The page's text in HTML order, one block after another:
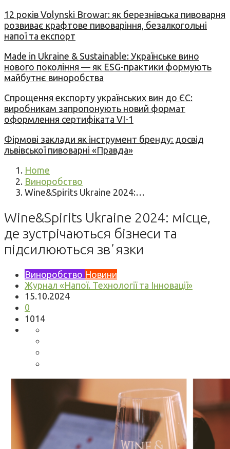
12 років Volynski Browar: як березнівська пивоварня
розвиває крафтове пивоваріння, безалкогольні
напої та експорт
Made in Ukraine & Sustainable: Українське вино
нового покоління — як ESG-практики формують
майбутнє виноробства
Спрощення експорту українських вин до ЄС:
виробникам запропонують новий формат
оформлення сертифіката VI-1
Фірмові заклади як інструмент бренду: досвід
львівської пивоварні «Правда»
Home
Виноробство
Wine&Spirits Ukraine 2024:…
Wine&Spirits Ukraine 2024: місце,
де зустрічаються бізнеси та
підсилюються звʼязки
Виноробство Новини
Журнал «Напої. Технології та Інновації»
15.10.2024
0
1014